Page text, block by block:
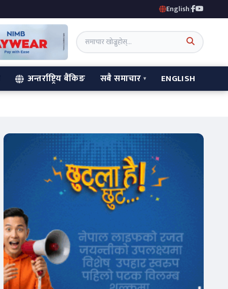
English|
अन्तर्राष्ट्रिय बैंकिङ सबै समाचार ENGLISH